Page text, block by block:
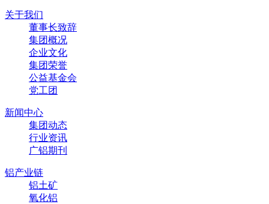
关于我们
董事长致辞
集团概况
企业文化
集团荣誉
公益基金会
党工团
新闻中心
集团动态
行业资讯
广铝期刊
铝产业链
铝土矿
氧化铝